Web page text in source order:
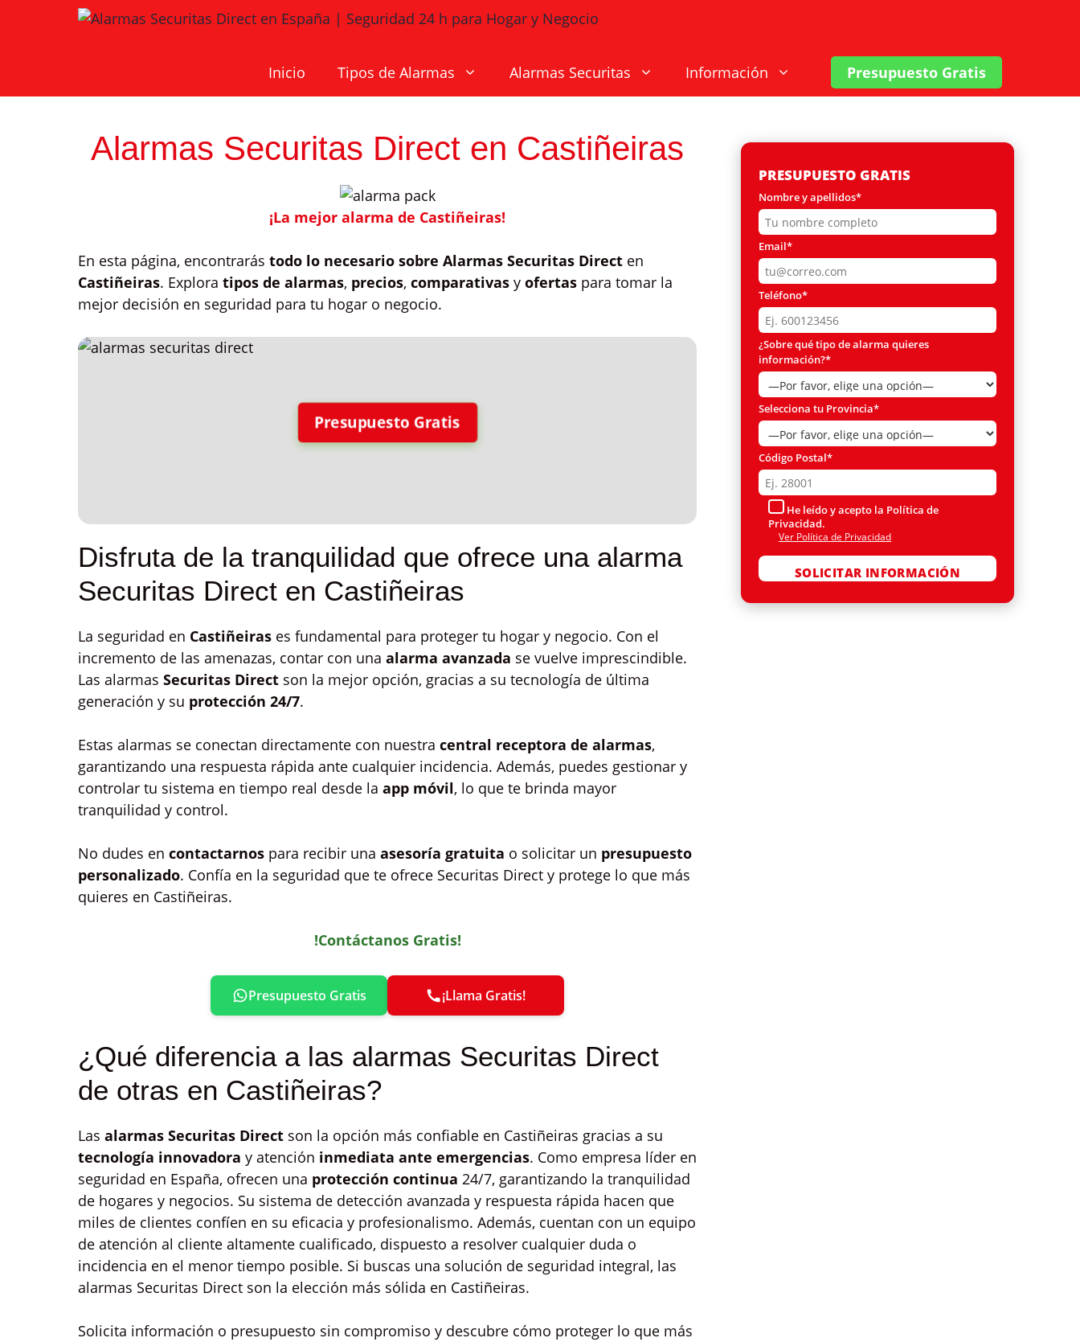
Inicio
Tipos de Alarmas Alarmas Securitas Información Presupuesto Gratis
Alarmas Securitas Direct en Castiñeiras
¡La mejor alarma de Castiñeiras!
En esta página, encontrarás todo lo necesario sobre Alarmas Securitas Direct en
Castiñeiras. Explora tipos de alarmas, precios, comparativas y ofertas para tomar la
mejor decisión en seguridad para tu hogar o negocio.
Presupuesto Gratis
Disfruta de la tranquilidad que ofrece una alarma
Securitas Direct en Castiñeiras
La seguridad en Castiñeiras es fundamental para proteger tu hogar y negocio. Con el
incremento de las amenazas, contar con una alarma avanzada se vuelve imprescindible.
Las alarmas Securitas Direct son la mejor opción, gracias a su tecnología de última
generación y su protección 24/7.
Estas alarmas se conectan directamente con nuestra central receptora de alarmas,
garantizando una respuesta rápida ante cualquier incidencia. Además, puedes gestionar y
controlar tu sistema en tiempo real desde la app móvil, lo que te brinda mayor
tranquilidad y control.
No dudes en contactarnos para recibir una asesoría gratuita o solicitar un presupuesto
personalizado. Confía en la seguridad que te ofrece Securitas Direct y protege lo que más
quieres en Castiñeiras.
!Contáctanos Gratis!
Presupuesto Gratis ¡Llama Gratis!
¿Qué diferencia a las alarmas Securitas Direct
de otras en Castiñeiras?
Las alarmas Securitas Direct son la opción más confiable en Castiñeiras gracias a su
tecnología innovadora y atención inmediata ante emergencias. Como empresa líder en
seguridad en España, ofrecen una protección continua 24/7, garantizando la tranquilidad
de hogares y negocios. Su sistema de detección avanzada y respuesta rápida hacen que
miles de clientes confíen en su eficacia y profesionalismo. Además, cuentan con un equipo
de atención al cliente altamente cualificado, dispuesto a resolver cualquier duda o
incidencia en el menor tiempo posible. Si buscas una solución de seguridad integral, las
alarmas Securitas Direct son la elección más sólida en Castiñeiras.
Solicita información o presupuesto sin compromiso y descubre cómo proteger lo que más
PRESUPUESTO GRATIS
Nombre y apellidos*
Email*
Teléfono*
¿Sobre qué tipo de alarma quieres
información?*
Selecciona tu Provincia*
Código Postal*
He leído y acepto la Política de
Privacidad.
Ver Política de Privacidad
Por favor, deja este campo vacío.